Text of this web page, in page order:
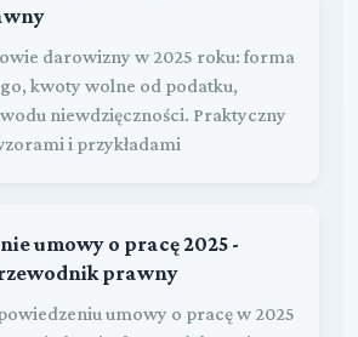
darowizny w 2025 roku: forma
kwoty wolne od podatku,
niewdzięczności. Praktyczny
i przykładami
umowy o pracę 2025 -
prawny
umowy o pracę w 2025